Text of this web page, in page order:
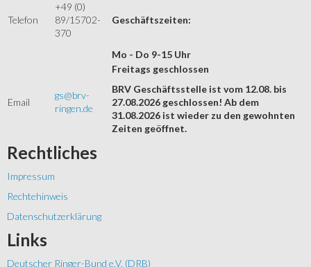
Telefon
+49 (0)
89/15702-
370
Geschäftszeiten:
Mo - Do 9-15 Uhr
Email
gs@brv-
ringen.de
Freitags geschlossen
BRV Geschäftsstelle ist vom 12.08. bis
27.08.2026 geschlossen! Ab dem
31.08.2026 ist wieder zu den gewohnten
Zeiten geöffnet.
Rechtliches
Impressum
Rechtehinweis
Datenschutzerklärung
Links
Deutscher Ringer-Bund e.V. (DRB)